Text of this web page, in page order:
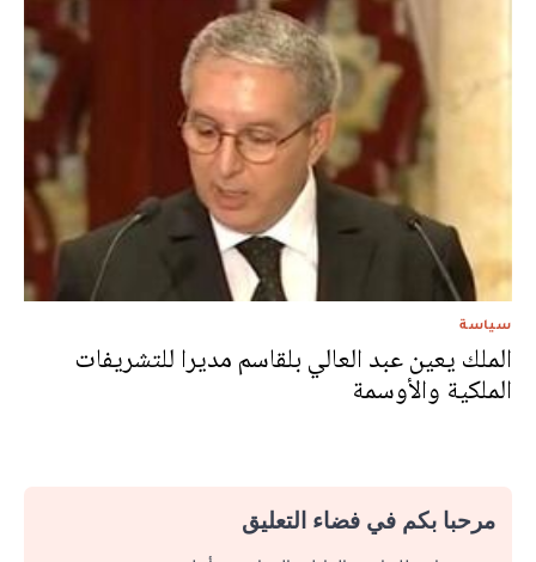
سياسة
الملك يعين عبد العالي بلقاسم مديرا للتشريفات
الملكية والأوسمة
مرحبا بكم في فضاء التعليق